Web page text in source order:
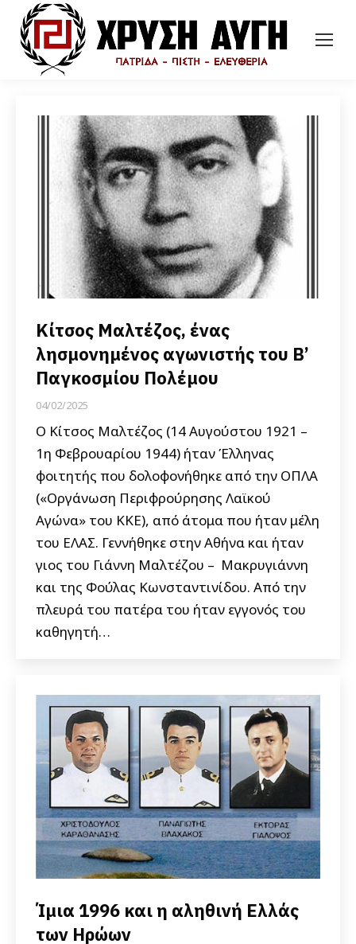
Κίτσος Μαλτέζος, ένας
λησμονημένος αγωνιστής του Β’
Παγκοσμίου Πολέμου
04/02/2025
Ο Κίτσος Μαλτέζος (14 Αυγούστου 1921 –
1η Φεβρουαρίου 1944) ήταν Έλληνας
φοιτητής που δολοφονήθηκε από την ΟΠΛΑ
(«Οργάνωση Περιφρούρησης Λαϊκού
Αγώνα» του ΚΚΕ), από άτομα που ήταν μέλη
του ΕΛΑΣ. Γεννήθηκε στην Αθήνα και ήταν
γιος του Γιάννη Μαλτέζου – Μακρυγιάννη
και της Φούλας Κωνσταντινίδου. Από την
πλευρά του πατέρα του ήταν εγγονός του
καθηγητή…
Ίμια 1996 και η αληθινή Ελλάς
των Ηρώων